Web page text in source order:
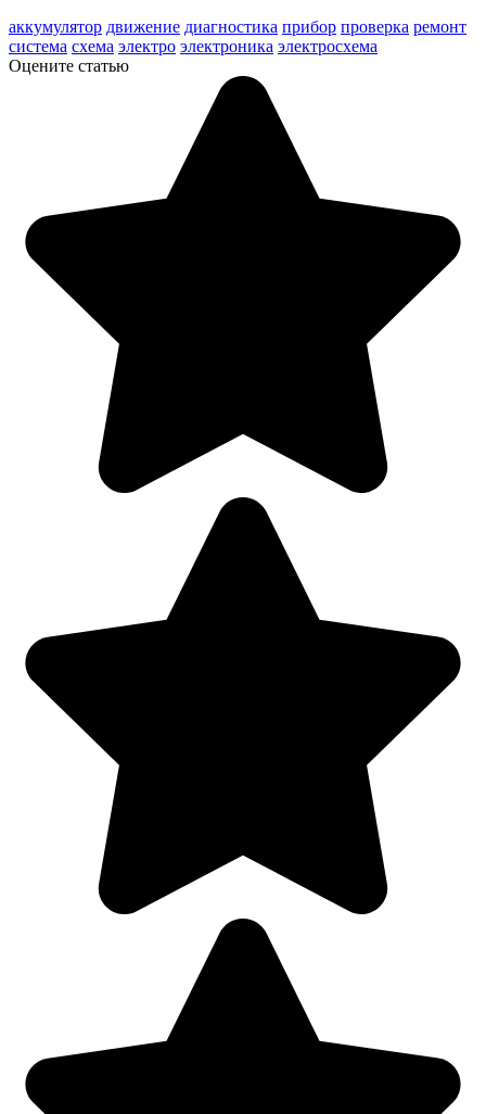
аккумулятор движение диагностика прибор проверка ремонт
система схема электро электроника электросхема
Оцените статью